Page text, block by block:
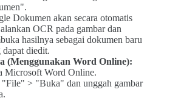
Dokumen akan secara otomatis
OCR pada gambar dan
hasilnya sebagai dokumen baru
dapat diedit.
(Menggunakan Word Online):
Microsoft Word Online.
> "Buka" dan unggah gambar